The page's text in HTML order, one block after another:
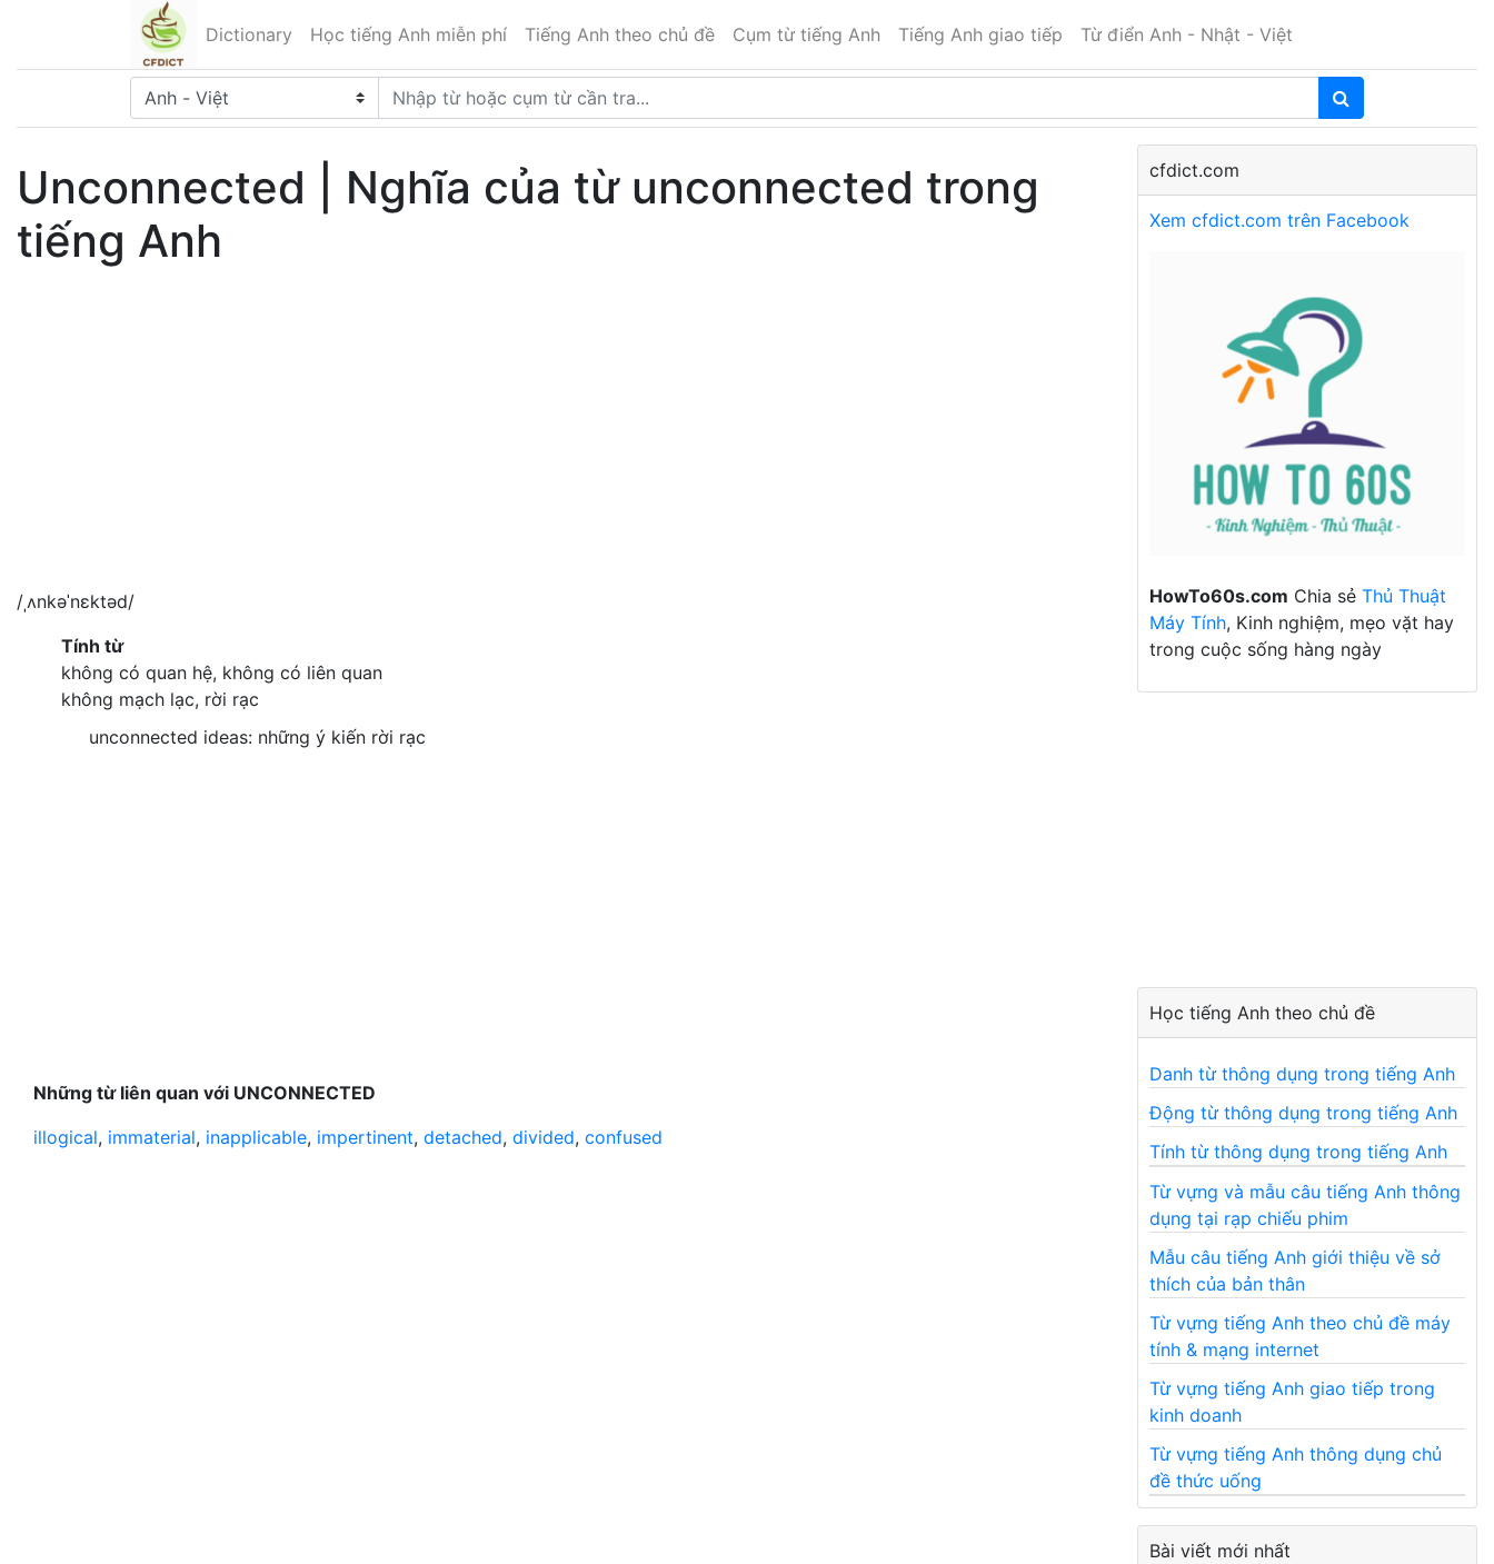
Dictionary Học tiếng Anh miễn phí Tiếng Anh theo chủ đề Cụm từ tiếng Anh Tiếng Anh giao tiếp Từ điển Anh - Nhật - Việt
Unconnected | Nghĩa của từ unconnected trong
tiếng Anh
/ˌʌnkəˈnɛktəd/
Tính từ
không có quan hệ, không có liên quan
không mạch lạc, rời rạc
unconnected ideas: những ý kiến rời rạc
Những từ liên quan với UNCONNECTED
illogical, immaterial, inapplicable, impertinent, detached, divided, confused
cfdict.com
Xem cfdict.com trên Facebook
HowTo60s.com Chia sẻ Thủ Thuật
Máy Tính, Kinh nghiệm, mẹo vặt hay
trong cuộc sống hàng ngày
Học tiếng Anh theo chủ đề
Danh từ thông dụng trong tiếng Anh
Động từ thông dụng trong tiếng Anh
Tính từ thông dụng trong tiếng Anh
Từ vựng và mẫu câu tiếng Anh thông
dụng tại rạp chiếu phim
Mẫu câu tiếng Anh giới thiệu về sở
thích của bản thân
Từ vựng tiếng Anh theo chủ đề máy
tính & mạng internet
Từ vựng tiếng Anh giao tiếp trong
kinh doanh
Từ vựng tiếng Anh thông dụng chủ
đề thức uống
Bài viết mới nhất